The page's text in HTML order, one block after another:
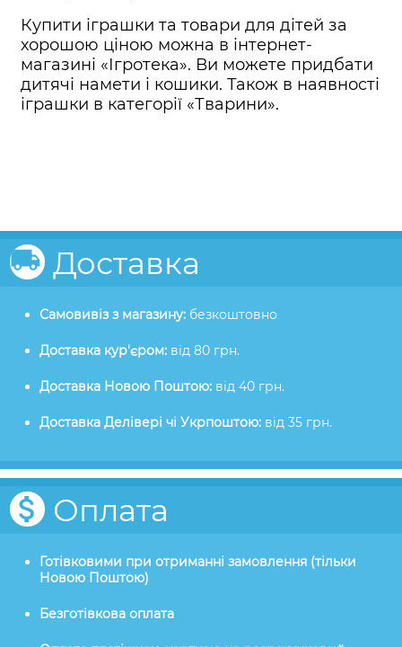
Купити іграшки та товари для дітей за
хорошою ціною можна в інтернет-
магазині «Ігротека». Ви можете придбати
дитячі намети і кошики. Також в наявності
іграшки в категорії «Тварини».
Доставка
Самовивіз з магазину: безкоштовно
Доставка кур'єром: від 80 грн.
Доставка Новою Поштою: від 40 грн.
Доставка Делівері чі Укрпоштою: від 35 грн.
Оплата
Готівковими при отриманні замовлення (тільки
Новою Поштою)
Безготівкова оплата